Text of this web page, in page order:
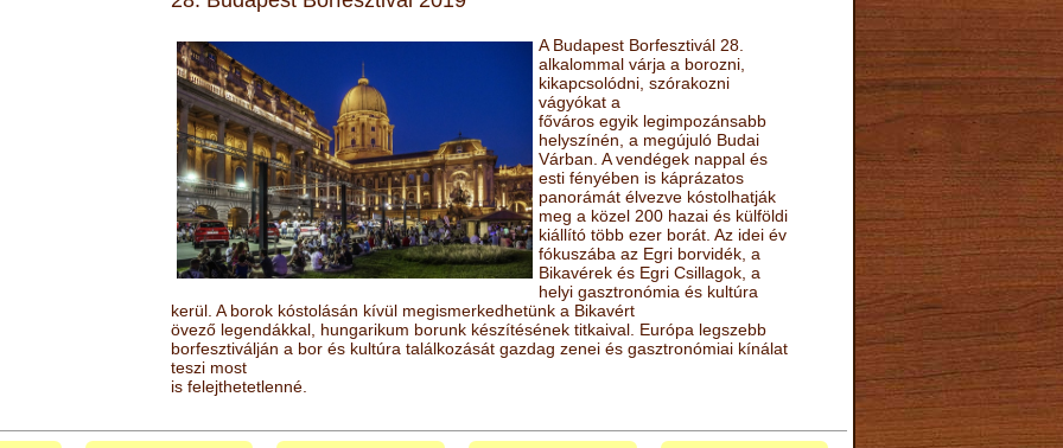
A Budapest Borfesztivál 28.
alkalommal várja a borozni,
kikapcsolódni, szórakozni
vágyókat a
főváros egyik legimpozánsabb
helyszínén, a megújuló Budai
Várban. A vendégek nappal és
esti fényében is káprázatos
panorámát élvezve kóstolhatják
meg a közel 200 hazai és külföldi
kiállító több ezer borát. Az idei év
fókuszába az Egri borvidék, a
Bikavérek és Egri Csillagok, a
helyi gasztronómia és kultúra
kerül. A borok kóstolásán kívül megismerkedhetünk a Bikavért
övező legendákkal, hungarikum borunk készítésének titkaival. Európa legszebb
borfesztiválján a bor és kultúra találkozását gazdag zenei és gasztronómiai kínálat
teszi most
is felejthetetlenné.